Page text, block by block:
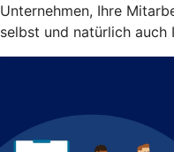
Unternehmen, Ihre
selbst und natürlich auch